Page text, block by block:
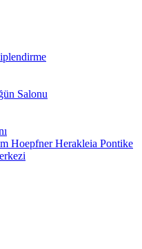
Salonu
Hoepfner Herakleia Pontike